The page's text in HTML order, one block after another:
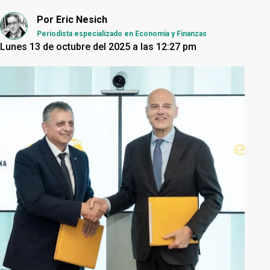
Por Eric Nesich
Periodista especializado en Economía y Finanzas
Lunes 13 de octubre del 2025 a las 12:27 pm